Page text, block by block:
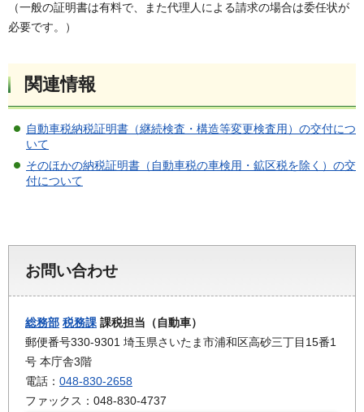
（一般の証明書は有料で、また代理人による請求の場合は委任状が
必要です。）
関連情報
自動車税納税証明書（継続検査・構造等変更検査用）の交付につ
いて
そのほかの納税証明書（自動車税の車検用・鉱区税を除く）の交
付について
お問い合わせ
総務部 税務課 課税担当（自動車）
郵便番号330-9301 埼玉県さいたま市浦和区高砂三丁目15番1
号 本庁舎3階
電話： 048-830-2658
ファックス：048-830-4737